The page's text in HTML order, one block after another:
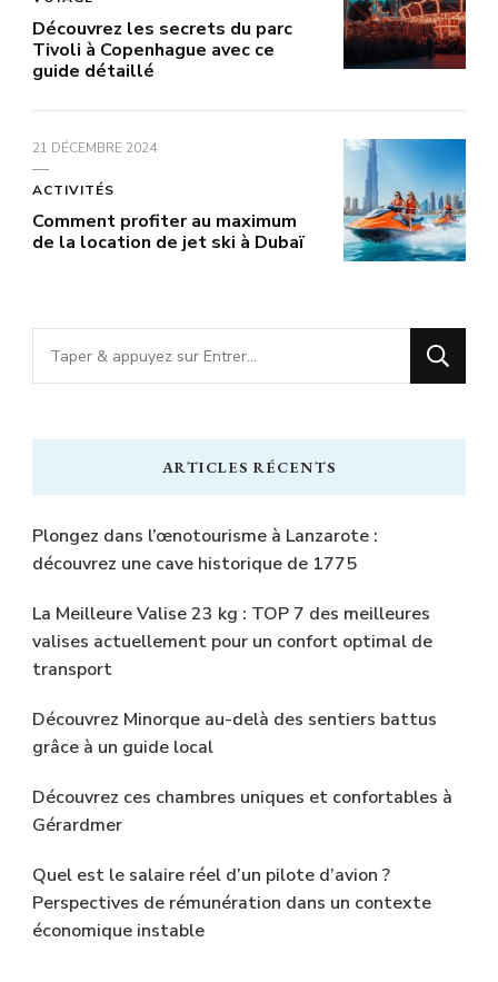
Découvrez les secrets du parc
Tivoli à Copenhague avec ce
guide détaillé
21 DÉCEMBRE 2024
ACTIVITÉS
Comment profiter au maximum
de la location de jet ski à Dubaï
Vous
recherchiez
chose
ARTICLES RÉCENTS
Plongez dans l’œnotourisme à Lanzarote :
découvrez une cave historique de 1775
La Meilleure Valise 23 kg : TOP 7 des meilleures
valises actuellement pour un confort optimal de
transport
Découvrez Minorque au-delà des sentiers battus
grâce à un guide local
Découvrez ces chambres uniques et confortables à
Gérardmer
Quel est le salaire réel d’un pilote d’avion ?
Perspectives de rémunération dans un contexte
économique instable